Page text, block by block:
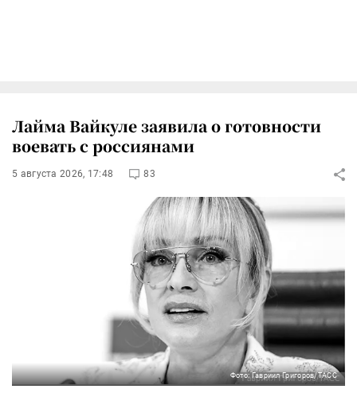
Лайма Вайкуле заявила о готовности
воевать с россиянами
5 августа 2026, 17:48 83
Фото: Гавриил Григоров/ТАСС